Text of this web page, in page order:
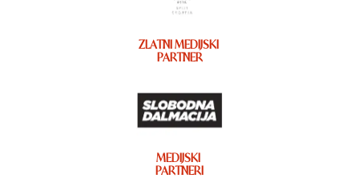
ZLATNI MEDIJSKI
PARTNER
MEDIJSKI
PARTNERI